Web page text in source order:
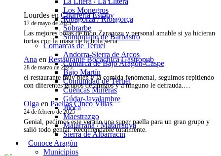
Los Monegros
Ribagorza / Ribagorça
Sobrarbe
Somontano de Barbastro
Comarcas de Teruel
Andorra-Sierra de Arcos
Comarca de Bajo Aragón-Caspe
Bajo Martín
Comunidad de Teruel
Cuencas Mineras
Gúdar-Javalambre
Jiloca
Maestrazgo
Matarraña / Matarranya
Sierra de Albarracín
Conoce Aragón
Municipios
Lourdes en Churrería Estopy
17 de mayo de 2025
Las mejores bolas de todo Zaragoza y personal amable si ya hicieran
tortas con la masa de la bola sería…
Ana en Restaurante Bocachica Gastropub
28 de marzo de 2025
el restaurante muy bien y la comida fenómenal, seguimos repitiendo
con diferentes grupos de amigos y a ninguno le defrauda.…
Olga en Paellas Cinco Villas
24 de febrero de 2025
Genial, pedimos este verano una super paella para un gran grupo y
salió todo genial. Recomendable totalmente.